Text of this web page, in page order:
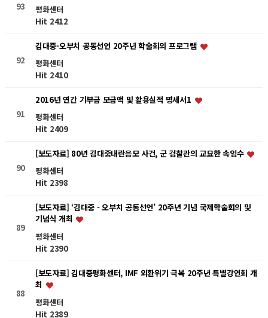
93
평화센터
Hit 2412
92
김대중-오부치 공동선언 20주년 학술회의 프로그램
평화센터
Hit 2410
91
2016년 연간 기부금 모금액 및 활용실적 명세서1
평화센터
Hit 2409
90
[보도자료] 80년 김대중내란음모 사건, 군 검찰관의 교묘한 속임수
평화센터
Hit 2398
89
[보도자료] ‘김대중 - 오부치 공동선언’ 20주년 기념 국제학술회의 및
기념식 개최
평화센터
Hit 2390
88
[보도자료] 김대중평화센터, IMF 외환위기 극복 20주년 특별강연회 개
최
평화센터
Hit 2389